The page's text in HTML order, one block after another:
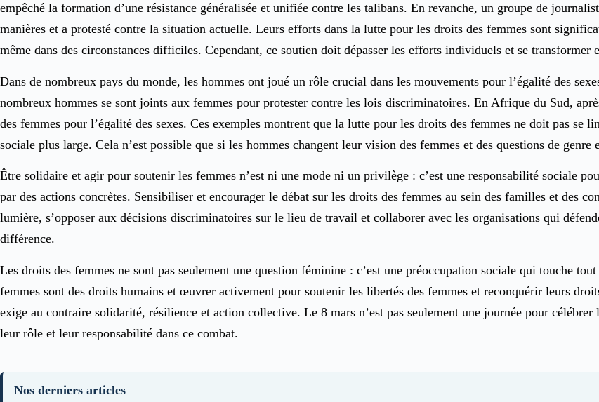
empêché la formation d’une résistance généralisée et unifiée contre les talibans. En revanche, un groupe de
manières et a protesté contre la situation actuelle. Leurs efforts dans la lutte pour les droits des femmes sont
même dans des circonstances difficiles. Cependant, ce soutien doit dépasser les efforts individuels et se
Dans de nombreux pays du monde, les hommes ont joué un rôle crucial dans les mouvements pour l’égalité des
nombreux hommes se sont joints aux femmes pour protester contre les lois discriminatoires. En Afrique du Sud,
des femmes pour l’égalité des sexes. Ces exemples montrent que la lutte pour les droits des femmes ne doit pas se
sociale plus large. Cela n’est possible que si les hommes changent leur vision des femmes et des questions de genre
Être solidaire et agir pour soutenir les femmes n’est ni une mode ni un privilège : c’est une responsabilité sociale
par des actions concrètes. Sensibiliser et encourager le débat sur les droits des femmes au sein des familles et des
lumière, s’opposer aux décisions discriminatoires sur le lieu de travail et collaborer avec les organisations qui
différence.
Les droits des femmes ne sont pas seulement une question féminine : c’est une préoccupation sociale qui touche
femmes sont des droits humains et œuvrer activement pour soutenir les libertés des femmes et reconquérir leurs
exige au contraire solidarité, résilience et action collective. Le 8 mars n’est pas seulement une journée pour célébrer
leur rôle et leur responsabilité dans ce combat.
Nos derniers articles